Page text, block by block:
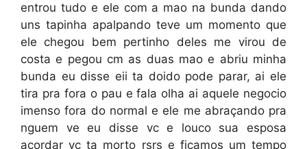
entrou tudo e ele com a mao na bunda dando
uns tapinha apalpando teve um momento que
ele chegou bem pertinho deles me virou de
costa e pegou cm as duas mao e abriu minha
bunda eu disse eii ta doido pode parar, ai ele
tira pra fora o pau e fala olha ai aquele negocio
imenso fora do normal e ele me abraçando pra
nguem ve eu disse vc e louco sua esposa
acordar vc ta morto rsrs e ficamos um tempo